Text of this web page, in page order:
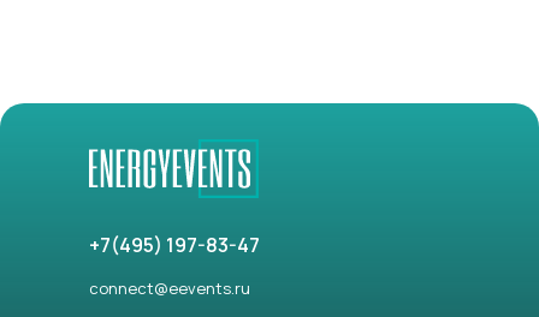
+7(495) 197-83-47
connect@eevents.ru